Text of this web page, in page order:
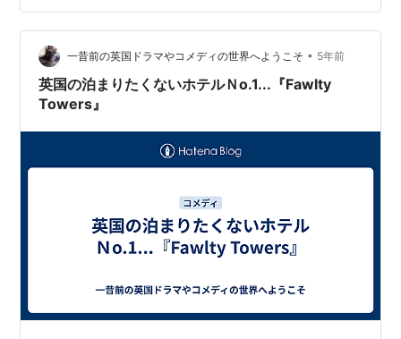
180度変わるバジルが、自分の偏見によって痛い目に遭う
というお話です。ストーリーのあらすじはwikipediaでも
見られます。 キーとなるシーンは1…
一昔前の英国ドラマやコメディの世界へようこそ • 5年前
英国の泊まりたくないホテルＮo.1...『Fawlty
Towers』